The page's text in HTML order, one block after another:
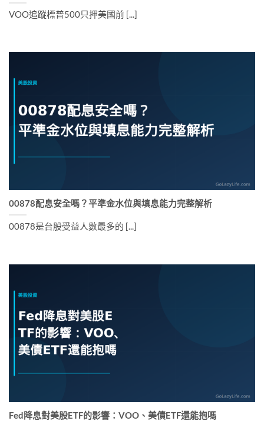
VOO追蹤標普500只押美國前 [...]
00878配息安全嗎？平準金水位與填息能力完整解析
00878是台股受益人數最多的 [...]
Fed降息對美股ETF的影響：VOO、美債ETF還能抱嗎